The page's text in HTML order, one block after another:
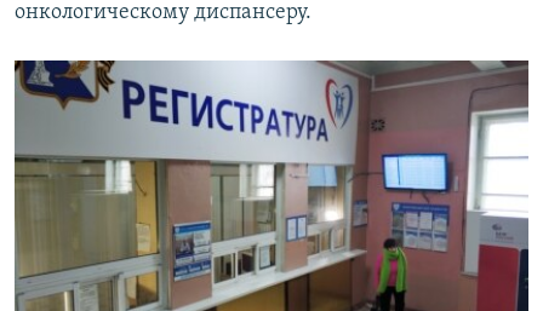
онкологическому диспансеру.